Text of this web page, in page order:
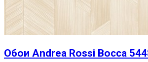
Обои Andrea Rossi Bocca